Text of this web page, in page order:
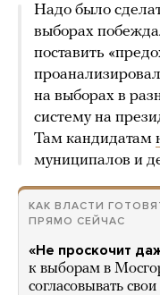
Надо было
выборах
поставить
на выборах в
систему на
Там кандидатам
муниципалов и
КАК ВЛАСТИ
ПРЯМО СЕЙЧАС
«Не проскочит
к выборам в
согласовывать